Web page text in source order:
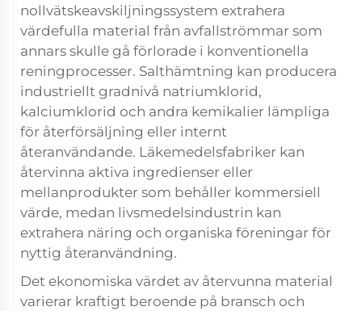
nollvätskeavskiljningssystem extrahera
värdefulla material från avfallströmmar som
annars skulle gå förlorade i konventionella
reningprocesser. Salthämtning kan producera
industriellt gradnivå natriumklorid,
kalciumklorid och andra kemikalier lämpliga
för återförsäljning eller internt
återanvändande. Läkemedelsfabriker kan
återvinna aktiva ingredienser eller
mellanprodukter som behåller kommersiell
värde, medan livsmedelsindustrin kan
extrahera näring och organiska föreningar för
nyttig återanvändning.
Det ekonomiska värdet av återvunna material
varierar kraftigt beroende på bransch och